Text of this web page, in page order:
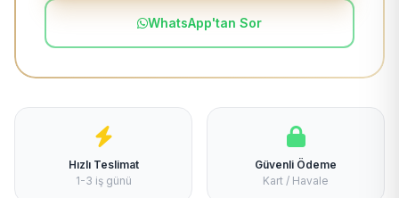
WhatsApp'tan Sor
Hızlı Teslimat
1-3 iş günü
Güvenli Ödeme
Kart / Havale